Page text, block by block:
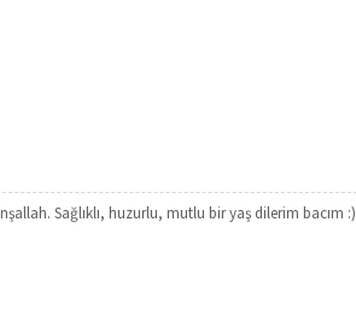
Sağlıklı, huzurlu, mutlu bir yaş dilerim bacım :)